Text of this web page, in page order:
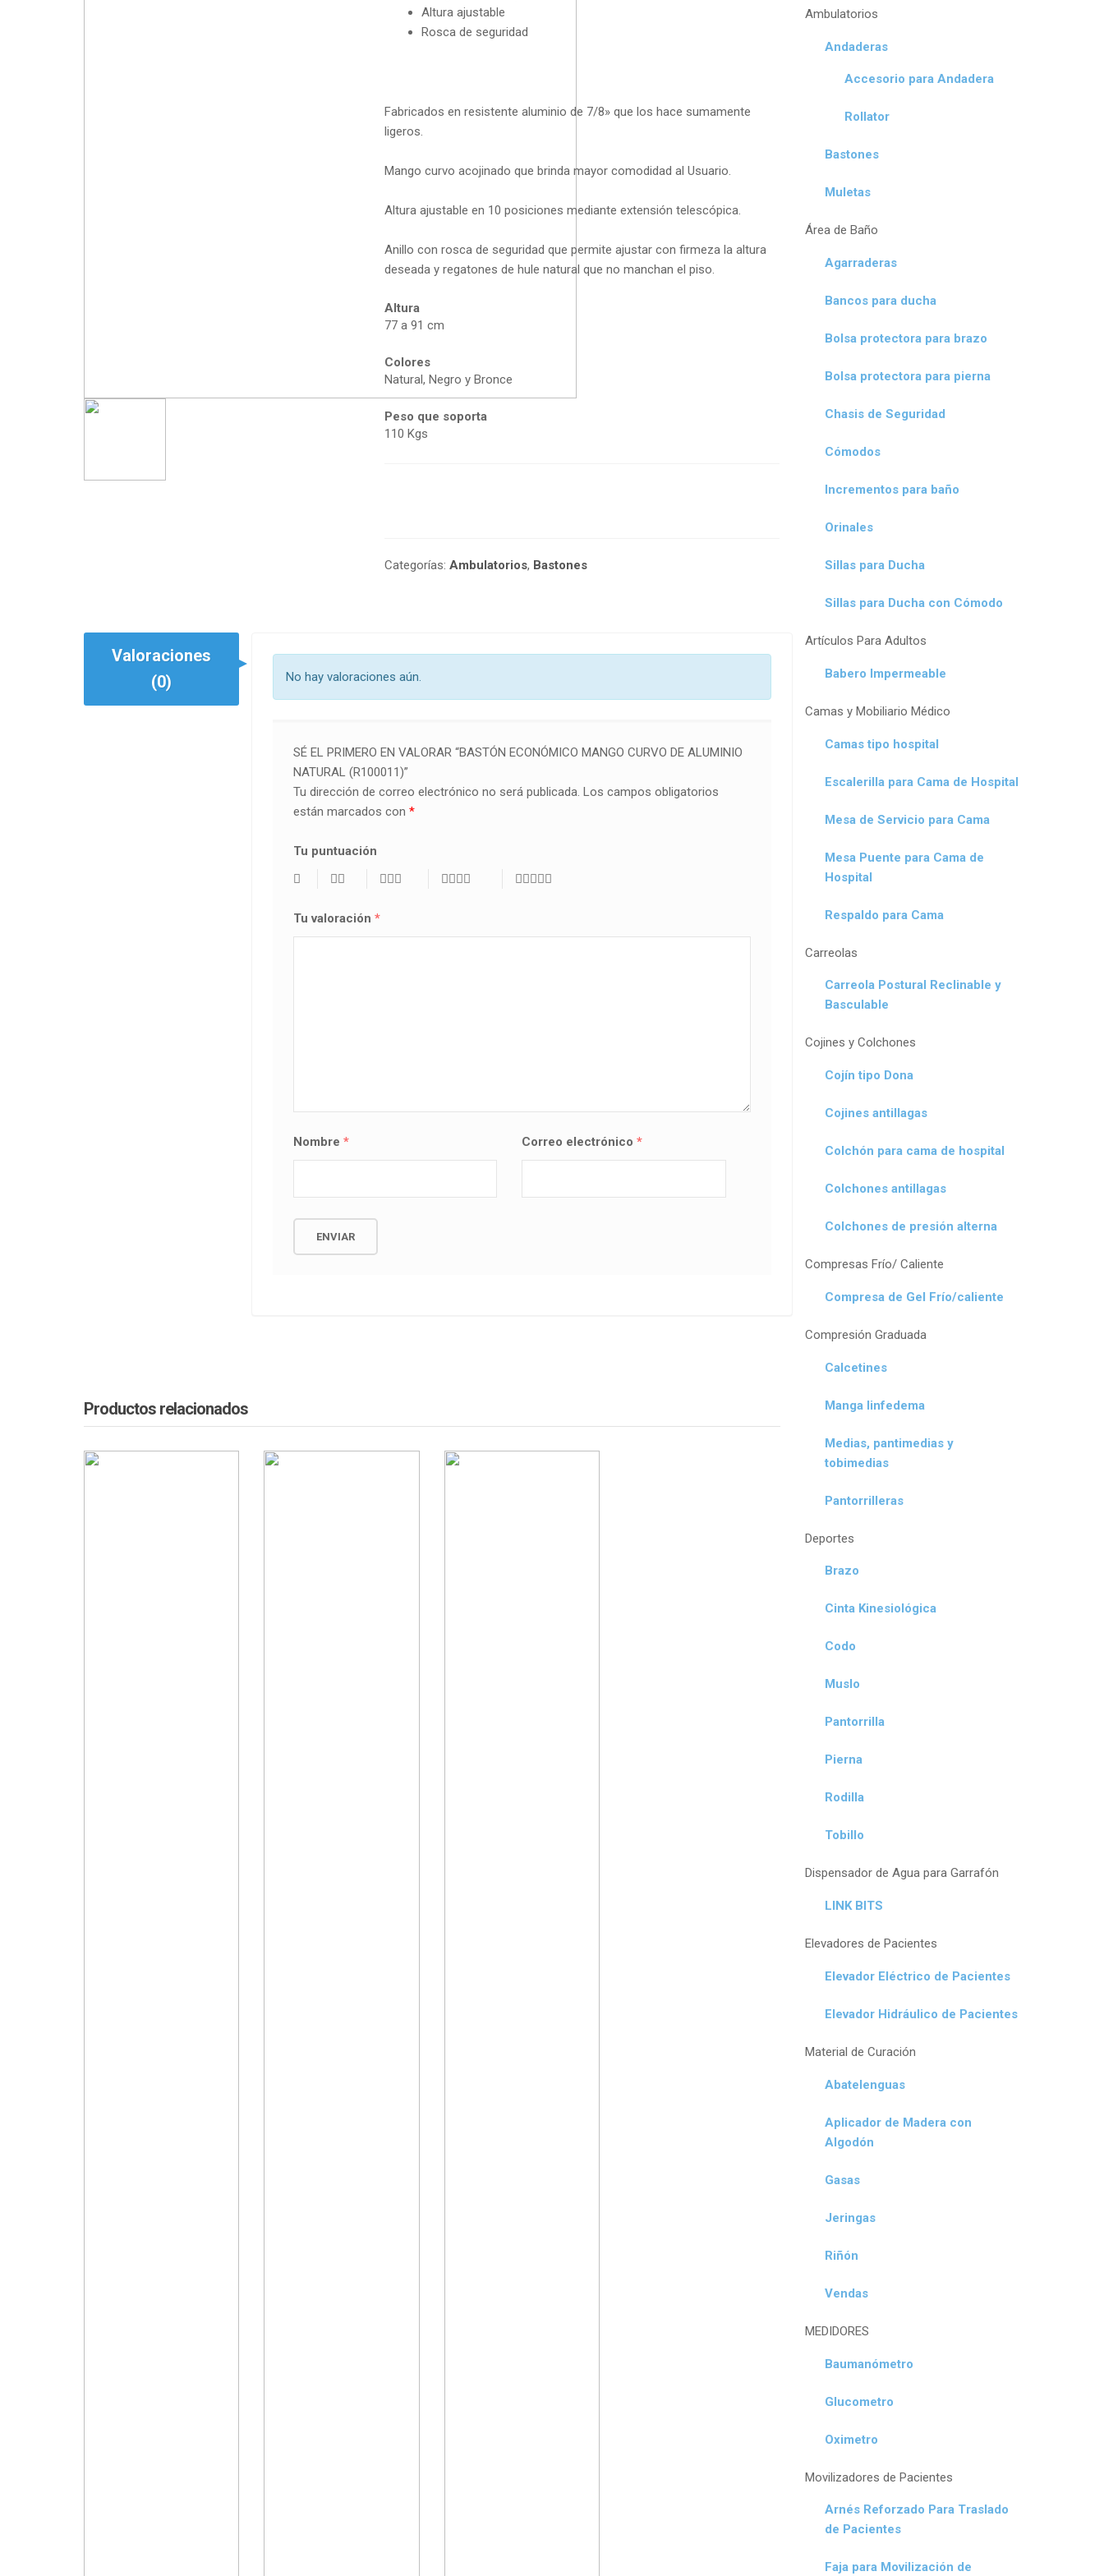
Altura ajustable
Rosca de seguridad
Fabricados en resistente aluminio de 7/8» que los hace sumamente
ligeros.
Mango curvo acojinado que brinda mayor comodidad al Usuario.
Altura ajustable en 10 posiciones mediante extensión telescópica.
Anillo con rosca de seguridad que permite ajustar con firmeza la altura
deseada y regatones de hule natural que no manchan el piso.
Altura
77 a 91 cm
Colores
Natural, Negro y Bronce
Peso que soporta
110 Kgs
Categorías: Ambulatorios, Bastones
Valoraciones
(0)
No hay valoraciones aún.
SÉ EL PRIMERO EN VALORAR “BASTÓN ECONÓMICO MANGO CURVO DE ALUMINIO
NATURAL (R100011)”
Tu dirección de correo electrónico no será publicada. Los campos obligatorios
están marcados con *
Tu puntuación
Tu valoración *
Nombre * Correo electrónico*
Productos relacionados
Ambulatorios
Andaderas
Accesorio para Andadera
Rollator
Bastones
Muletas
Área de Baño
Agarraderas
Bancos para ducha
Bolsa protectora para brazo
Bolsa protectora para pierna
Chasis de Seguridad
Cómodos
Incrementos para baño
Orinales
Sillas para Ducha
Sillas para Ducha con Cómodo
Artículos Para Adultos
Babero Impermeable
Camas y Mobiliario Médico
Camas tipo hospital
Escalerilla para Cama de Hospital
Mesa de Servicio para Cama
Mesa Puente para Cama de
Hospital
Respaldo para Cama
Carreolas
Carreola Postural Reclinable y
Basculable
Cojines y Colchones
Cojín tipo Dona
Cojines antillagas
Colchón para cama de hospital
Colchones antillagas
Colchones de presión alterna
Compresas Frío/ Caliente
Compresa de Gel Frío/caliente
Compresión Graduada
Calcetines
Manga linfedema
Medias, pantimedias y
tobimedias
Pantorrilleras
Deportes
Brazo
Cinta Kinesiológica
Codo
Muslo
Pantorrilla
Pierna
Rodilla
Tobillo
Dispensador de Agua para Garrafón
LINK BITS
Elevadores de Pacientes
Elevador Eléctrico de Pacientes
Elevador Hidráulico de Pacientes
Material de Curación
Abatelenguas
Aplicador de Madera con
Algodón
Gasas
Jeringas
Riñón
Vendas
MEDIDORES
Baumanómetro
Glucometro
Oximetro
Movilizadores de Pacientes
Arnés Reforzado Para Traslado
de Pacientes
Faja para Movilización de